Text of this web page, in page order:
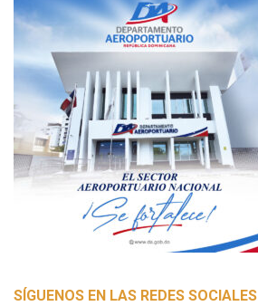
SÍGUENOS EN LAS REDES SOCIALES